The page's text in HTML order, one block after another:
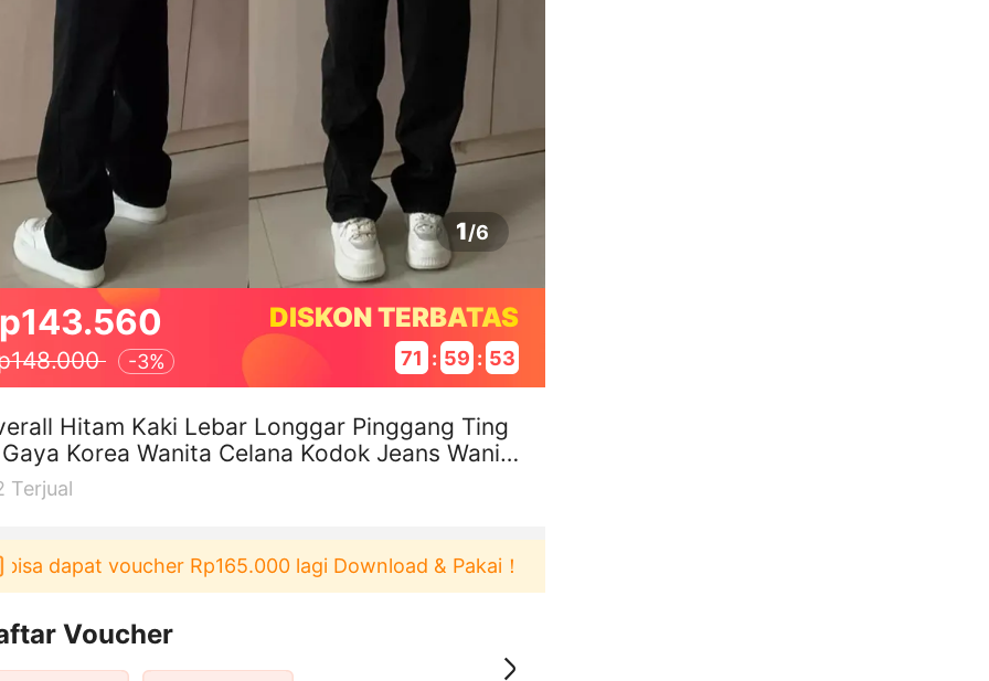
1/6
-3%
DISKON TERBATAS
71 : 59 : 52
Hitam Kaki Lebar Longgar Pinggang Ting
Korea Wanita Celana Kodok Jeans Wanit
Terjual
voucher Rp165.000 lagi Download & Pakai！ Pengguna baru berbelanja di aplikasi Akulaku bisa
Voucher